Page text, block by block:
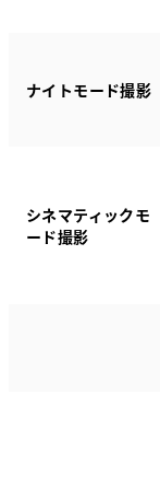
ナイトモード撮影
シネマティックモ
ード撮影